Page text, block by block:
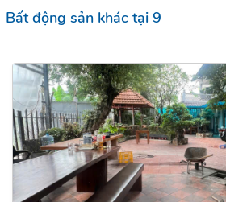
Bất động sản khác tại 9